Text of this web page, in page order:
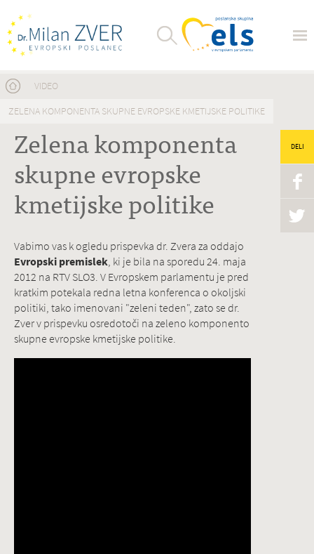
Nahajate se tukaj
VIDEO
ZELENA KOMPONENTA SKUPNE EVROPSKE KMETIJSKE POLITIKE
Zelena komponenta
skupne evropske
kmetijske politike
DELI
Vabimo vas k ogledu prispevka dr. Zvera za oddajo
Evropski premislek, ki je bila na sporedu 24. maja
2012 na RTV SLO3. V Evropskem parlamentu je pred
kratkim potekala redna letna konferenca o okoljski
politiki, tako imenovani "zeleni teden", zato se dr.
Zver v prispevku osredotoči na zeleno komponento
skupne evropske kmetijske politike.